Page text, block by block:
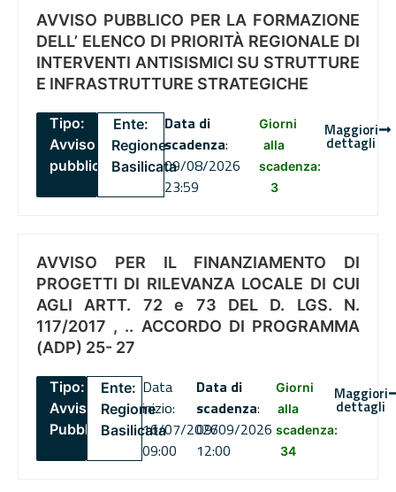
AVVISO PUBBLICO PER LA FORMAZIONE
DELL’ ELENCO DI PRIORITÀ REGIONALE DI
INTERVENTI ANTISISMICI SU STRUTTURE
E INFRASTRUTTURE STRATEGICHE
Tipo:
Avviso
pubblico
Ente:
Regione
Basilicata
Data di
scadenza:
09/08/2026
23:59
Giorni
alla
scadenza:
3
Maggiori
dettagli
AVVISO PER IL FINANZIAMENTO DI
PROGETTI DI RILEVANZA LOCALE DI CUI
AGLI ARTT. 72 e 73 DEL D. LGS. N.
117/2017 , .. ACCORDO DI PROGRAMMA
(ADP) 25- 27
Tipo:
Avviso
Pubblico
Ente:
Regione
Basilicata
Data
inizio:
16/07/2026
09:00
Data di
scadenza:
09/09/2026
12:00
Giorni
alla
scadenza:
34
Maggiori
dettagli